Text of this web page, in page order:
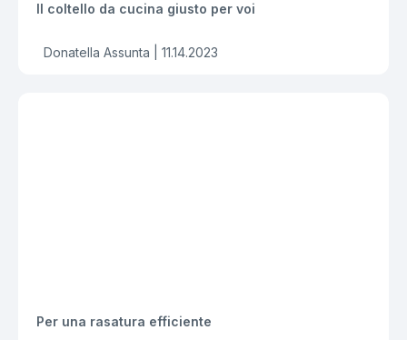
Il coltello da cucina giusto per voi
Donatella Assunta | 11.14.2023
Per una rasatura efficiente